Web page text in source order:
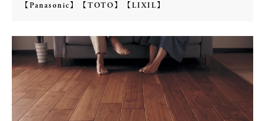
【Panasonic】【TOTO】【LIXIL】